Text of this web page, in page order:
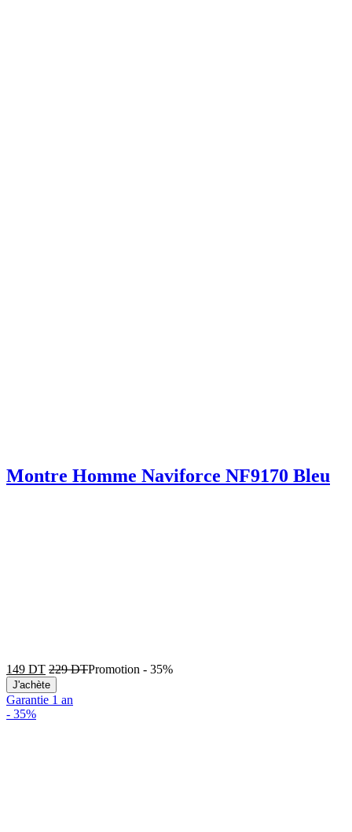
Montre Homme Naviforce NF9170 Bleu
149 DT 229DTPromotion - 35%
J'achète
Garantie 1 an
- 35%